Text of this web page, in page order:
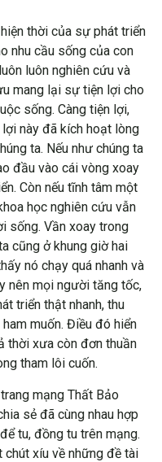
thời của sự phát triển
nhu cầu sống của con
luôn nghiên cứu và
mang lại sự tiện lợi cho
sống. Càng tiện lợi,
này đã kích hoạt lòng
ta. Nếu như chúng ta
đầu vào cái vòng xoay
Còn nếu tĩnh tâm một
học nghiên cứu vẫn
sống. Vần xoay trong
cũng ở khung giờ hai
nó chạy quá nhanh và
nên mọi người tăng tốc,
triển thật nhanh, thu
muốn. Điều đó hiển
thời xưa còn đơn thuần
tham lôi cuốn.
mạng Thất Bảo
sẻ đã cùng nhau hợp
tu, đồng tu trên mạng.
chút xíu về những đề tài